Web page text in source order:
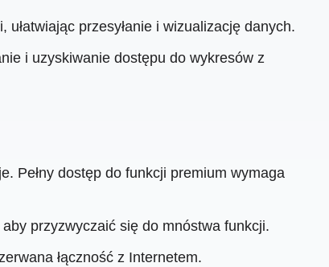
przesyłanie i wizualizację danych.
i uzyskiwanie dostępu do wykresów z
Pełny dostęp do funkcji premium wymaga
przyzwyczaić się do mnóstwa funkcji.
łączność z Internetem.